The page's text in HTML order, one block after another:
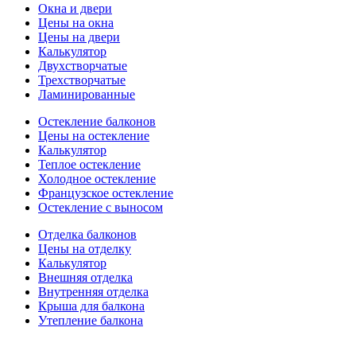
Окна и двери
Цены на окна
Цены на двери
Калькулятор
Двухстворчатые
Трехстворчатые
Ламинированные
Остекление балконов
Цены на остекление
Калькулятор
Теплое остекление
Холодное остекление
Французское остекление
Остекление с выносом
Отделка балконов
Цены на отделку
Калькулятор
Внешняя отделка
Внутренняя отделка
Крыша для балкона
Утепление балкона